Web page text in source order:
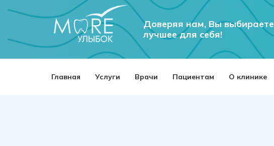
Доверяя нам, Вы выбираете
лучшее для себя!
Главная Услуги Врачи Пациентам О клинике